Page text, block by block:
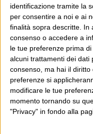
identificazione tramite la
per consentire a noi e ai
finalità sopra descritte. In
consenso o accedere a
le tue preferenze prima di
alcuni trattamenti dei dati
consenso, ma hai il
preferenze si
modificare le tue
momento tornando su
"Privacy" in fondo alla
Vedo che si riparla
le dichiarazioni dei
solita boutade da
mette del suo,
siccome il tema è